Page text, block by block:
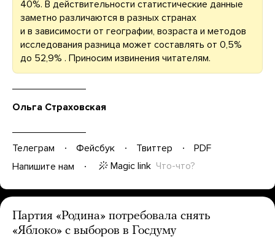
40%. В действительности статистические данные
заметно различаются в разных странах
и в зависимости от географии, возраста и методов
исследования разница может составлять от 0,5%
до 52,9% . Приносим извинения читателям.
Ольга Страховская
Телеграм Фейсбук Твиттер
PDF
Напишите нам
Magic link Что-что?
Партия «Родина» потребовала снять
«Яблоко» с выборов в Госдуму